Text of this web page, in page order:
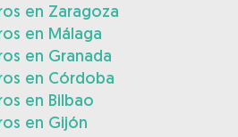
en Zaragoza
en Málaga
en Granada
en Córdoba
en Bilbao
en Gijón